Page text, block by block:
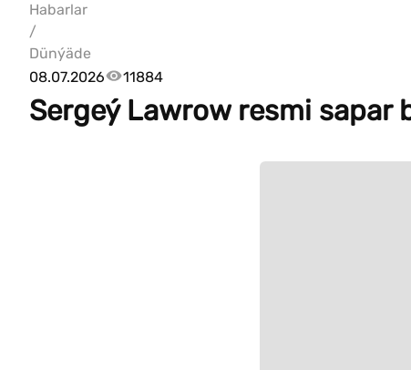
Habarlar
/
Dünýäde
08.07.2026
11884
Sergeý Lawrow resmi sapar